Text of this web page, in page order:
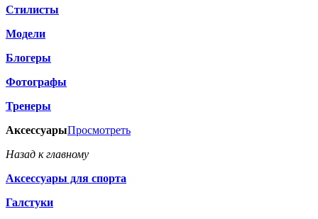
Стилисты
Модели
Блогеры
Фотографы
Тренеры
АксессуарыПросмотреть
Назад к главному
Аксессуары для спорта
Галстуки